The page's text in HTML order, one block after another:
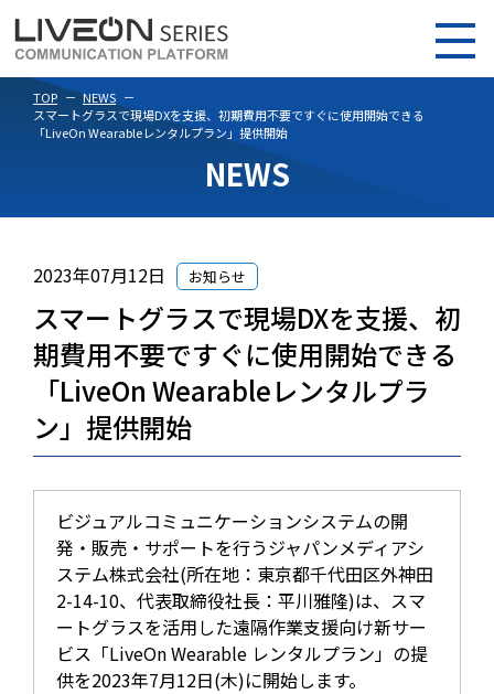
TOP
NEWS
スマートグラスで現場DXを支援、初期費用不要ですぐに使用開始できる
「LiveOn Wearableレンタルプラン」提供開始
NEWS
2023年07月12日 お知らせ
スマートグラスで現場DXを支援、初
期費用不要ですぐに使用開始できる
「LiveOn Wearableレンタルプラ
ン」提供開始
ビジュアルコミュニケーションシステムの開
発・販売・サポートを行うジャパンメディアシ
ステム株式会社(所在地：東京都千代田区外神田
2-14-10、代表取締役社長：平川雅隆)は、スマ
ートグラスを活用した遠隔作業支援向け新サー
ビス「LiveOn Wearable レンタルプラン」の提
供を2023年7月12日(木)に開始します。